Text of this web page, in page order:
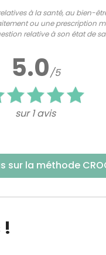
à la santé, au bien-
ou une prescription
relative à son état de
5.0/5
sur 1 avis
sur la méthode